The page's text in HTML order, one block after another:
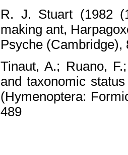
R. J. Stuart (1982
making ant,
Psyche (Cambridge),
Tinaut, A.; Ruano,
and taxonomic
(Hymenoptera:
489